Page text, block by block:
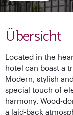
Übersicht
Located in the
hotel can boast a
Modern, stylish
special touch of
harmony. Wood-
a laid-back